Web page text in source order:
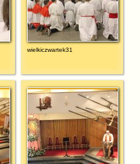
wielkiczwartek31